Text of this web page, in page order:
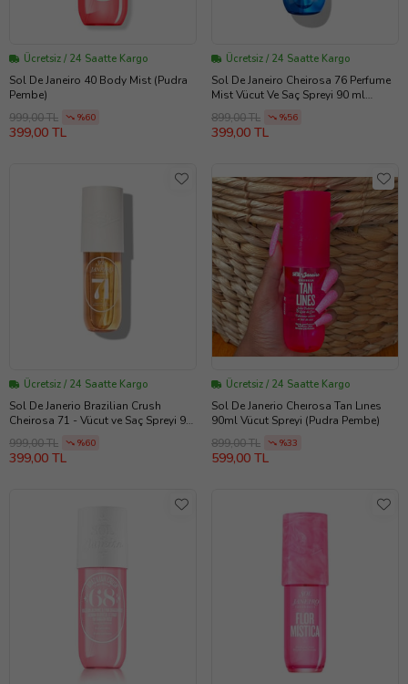
Ücretsiz / 24 Saatte Kargo
Sol De Janeiro 40 Body Mist (Pudra
Pembe)
999,00 TL
%60
399,00 TL
Ücretsiz / 24 Saatte Kargo
Sol De Janeiro Cheirosa 76 Perfume
Mist Vücut Ve Saç Spreyi 90 ml
(GeceYarısıMavisi)
899,00 TL %56
399,00 TL
Ücretsiz / 24 Saatte Kargo
Sol De Janerio Brazilian Crush
Cheirosa 71 - Vücut ve Saç Spreyi 90
999,00 TL %60
399,00 TL
Ücretsiz / 24 Saatte Kargo
Sol De Janerio Cheırosa Tan Lınes
90ml Vücut Spreyi (Pudra Pembe)
899,00 TL
%33
599,00 TL